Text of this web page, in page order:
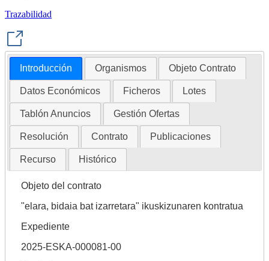
Trazabilidad
Introducción Organismos Objeto Contrato
Datos Económicos Ficheros Lotes
Tablón Anuncios Gestión Ofertas
Resolución Contrato Publicaciones
Recurso Histórico
Objeto del contrato
"elara, bidaia bat izarretara" ikuskizunaren kontratua
Expediente
2025-ESKA-000081-00